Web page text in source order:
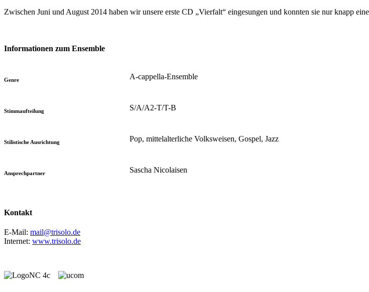
Zwischen Juni und August 2014 haben wir unsere erste CD „Vierfalt“ eingesungen und konnten sie nur knapp
Informationen zum Ensemble
Genre A-cappella-Ensemble
Stimmaufteilung S/A/A2-T/T-B
Stilistische Ausrichtung Pop, mittelalterliche Volksweisen, Gospel, Jazz
Ansprechpartner Sascha Nicolaisen
Kontakt
E-Mail: mail@trisolo.de
Internet: www.trisolo.de